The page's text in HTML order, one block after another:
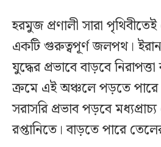
হরমুজ প্রণালী সারা
একটি গুরুত্বপূর্ণ জলপথ।
যুদ্ধের প্রভাবে বাড়বে
ক্রমে এই অঞ্চলে পড়তে পারে
সরাসরি প্রভাব পড়বে
রপ্তানিতে। বাড়তে পারে